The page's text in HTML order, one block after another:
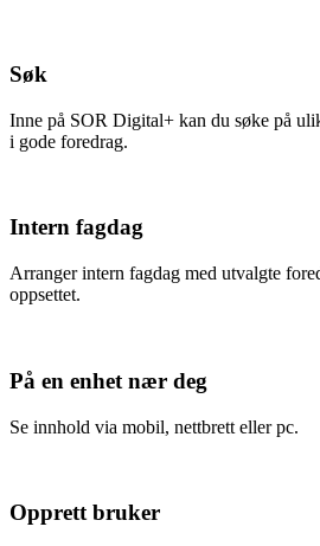
Søk
Inne på SOR Digital+ kan du søke på
i gode foredrag.
Intern fagdag
Arranger intern fagdag med utvalgte
oppsettet.
På en enhet nær deg
Se innhold via mobil, nettbrett eller pc.
Opprett bruker